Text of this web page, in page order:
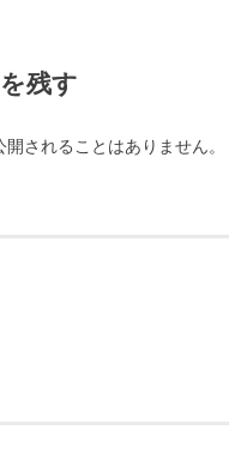
残す
開されることはありません。